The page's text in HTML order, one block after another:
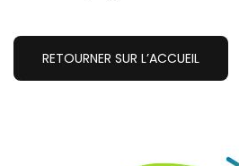
RETOURNER SUR L’ACCUEIL